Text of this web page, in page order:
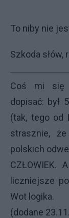
To niby nie
Szkoda słów,
Coś mi się
dopisać: był
(tak, tego od
strasznie,
polskich
liczniejsze
Wot logika.
(dodane